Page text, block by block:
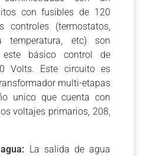
con fusibles de 120
controles (termostatos,
etc) son
básico control de
Volts. Este circuito es
multi-etapas
unico que cuenta con
voltajes primarios, 208,
La salida de agua